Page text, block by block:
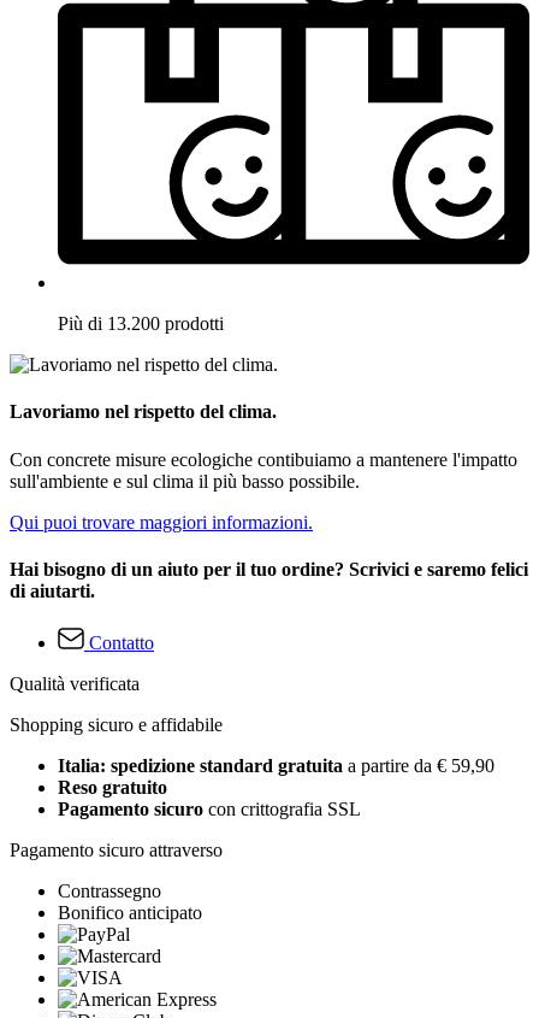
Più di 13.200 prodotti
Lavoriamo nel rispetto del clima.
Con concrete misure ecologiche contibuiamo a mantenere l'impatto
sull'ambiente e sul clima il più basso possibile.
Qui puoi trovare maggiori informazioni.
Hai bisogno di un aiuto per il tuo ordine? Scrivici e saremo felici
di aiutarti.
Contatto
Qualità verificata
Shopping sicuro e affidabile
Italia: spedizione standard gratuita a partire da € 59,90
Reso gratuito
Pagamento sicuro con crittografia SSL
Pagamento sicuro attraverso
Contrassegno
Bonifico anticipato